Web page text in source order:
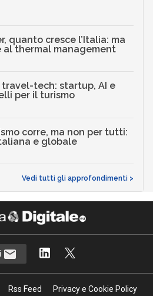
quanto cresce l’Italia: ma
thermal management
travel-tech: startup, AI e
per il turismo
corre, ma non per tutti:
e globale
Vedi tutti gli approfondimenti >
Rss Feed
Privacy e Cookie Policy